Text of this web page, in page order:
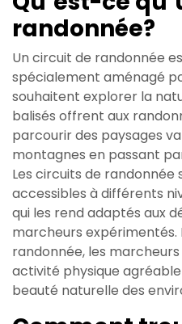
randonnée?
Un circuit de randonnée
spécialement aménagé
souhaitent explorer la
balisés offrent aux
parcourir des paysages
montagnes en passant
Les circuits de
accessibles à différents
qui les rend adaptés aux
marcheurs expérimentés.
randonnée, les
activité physique
beauté naturelle des